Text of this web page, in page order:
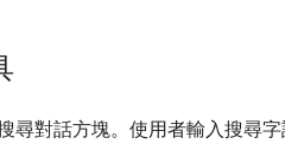
尋對話方塊。使用者輸入搜尋